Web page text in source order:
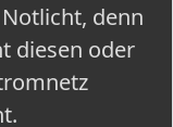
denn
diesen oder